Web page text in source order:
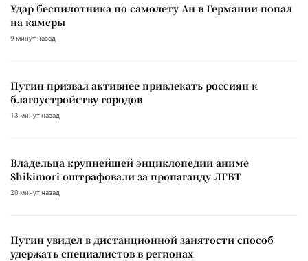
Удар беспилотника по самолету Ан в Германии попал
на камеры
9 минут назад
Путин призвал активнее привлекать россиян к
благоустройству городов
13 минут назад
Владельца крупнейшей энциклопедии аниме
Shikimori оштрафовали за пропаганду ЛГБТ
20 минут назад
Путин увидел в дистанционной занятости способ
удержать специалистов в регионах